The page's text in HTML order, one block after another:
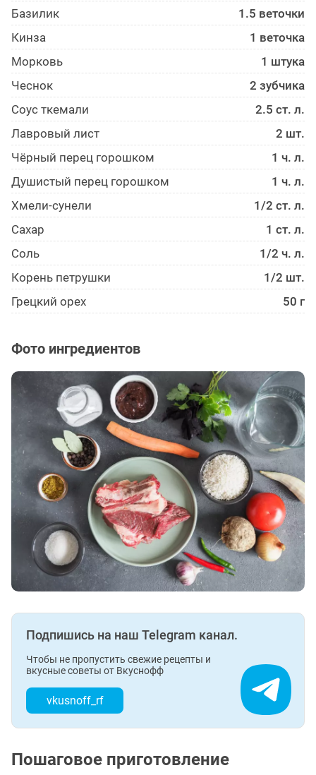
Базилик
1.5 веточки
Кинза
1 веточка
Морковь
1 штука
Чеснок
2 зубчика
Соус ткемали
2.5 ст. л.
Лавровый лист
2 шт.
Чёрный перец горошком
1 ч. л.
Душистый перец горошком
1 ч. л.
Хмели-сунели
1/2 ст. л.
Сахар
1 ст. л.
Соль
1/2 ч. л.
Корень петрушки
1/2 шт.
Грецкий орех
50 г
Фото ингредиентов
Подпишись на наш Telegram канал.
Чтобы не пропустить свежие рецепты и
вкусные советы от Вкуснофф
vkusnoff_rf
Пошаговое приготовление